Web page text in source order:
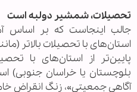
تحصیلات، شمشیر دولبه است
جالب اینجاست که بر اساس
استان‌های با تحصیلات بالاتر
پایین‌تر از استان‌های با
بلوچستان یا خراسان جنوبی)
آگاهی جمعیتی»، زنگ